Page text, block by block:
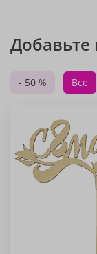
Добавьте
- 50 % Все